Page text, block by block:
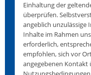
Einhaltung der
überprüfen.
angeblich unzulässige
Inhalte im Rahmen
erforderlich,
empfohlen, sich vor
angegebenen Kontakt